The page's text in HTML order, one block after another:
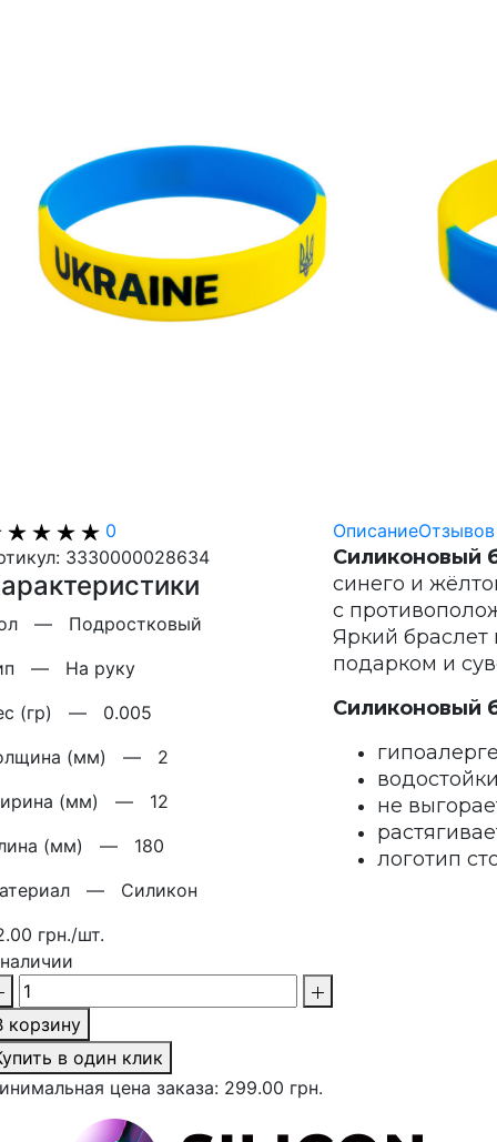
0
3330000028634
— Подростковый
— На руку
(гр) — 0.005
(мм) — 2
(мм) — 12
(мм) — 180
— Силикон
грн./шт.
корзину
в один клик
цена заказа: 299.00 грн.
Описание
Силиконовый
синего и
с
Яркий браслет
подарком и
Силиконовый
не
логотип